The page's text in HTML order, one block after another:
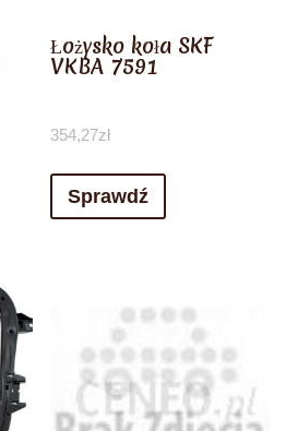
Łożysko koła SKF
VKBA 7591
354,27zł
Sprawdź